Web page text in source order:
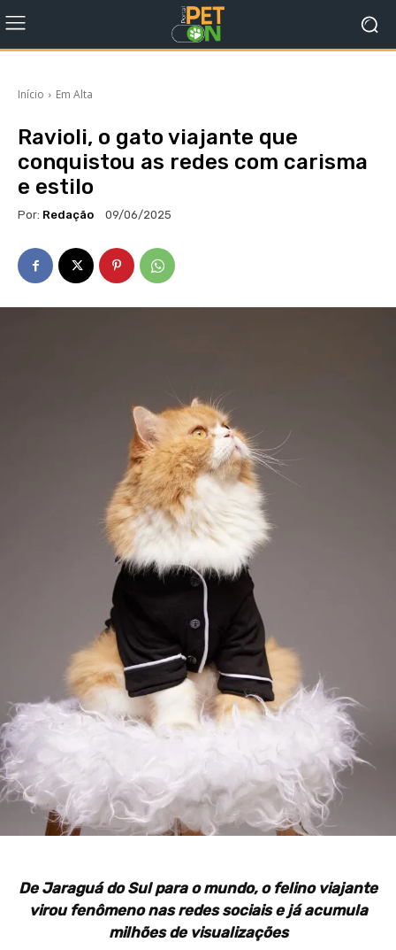
Início Em Alta
Ravioli, o gato viajante que
conquistou as redes com carisma
e estilo
Por: Redação 09/06/2025
De Jaraguá do Sul para o mundo, o felino viajante
virou fenômeno nas redes sociais e já acumula
milhões de visualizações